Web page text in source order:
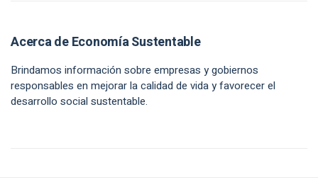
Acerca de Economía Sustentable
Brindamos información sobre empresas y gobiernos
responsables en mejorar la calidad de vida y favorecer el
desarrollo social sustentable.